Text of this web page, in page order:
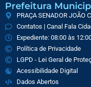
Prefeitura
PRAÇA SENADOR JOÃO
Contatos | Canal Fala
Expediente: 08:00 às
Política de Privacidade
LGPD - Lei Geral de
Acessibilidade Digital
Dados Abertos